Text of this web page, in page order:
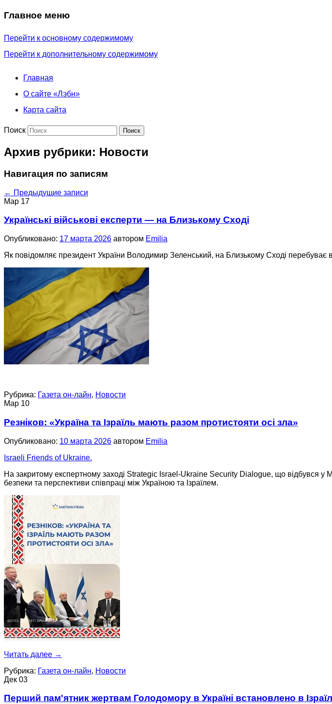
Главное меню
Перейти к основному содержимому
Перейти к дополнительному содержимому
Главная
О сайте «Лэбн»
Карта сайта
Поиск
Архив рубрики: Новости
Навигация по записям
← Предыдущие записи
Мар 17
Українські військові експерти — на Близькому Сході
Опубликовано: 17 марта 2026 автором Emilia
Як повідомляє президент України Володимир Зеленський, на Близькому Сході перебуває
Рубрика: Газета он-лайн, Новости
Мар 10
Резніков: «Україна та Ізраїль мають разом протистояти осі зла»
Опубликовано: 10 марта 2026 автором Emilia
Israeli Friends of Ukraine.
На закритому експертному заході Strategic Israel-Ukraine Security Dialogue, що відбувся у
безпеки та перспективи співпраці між Україною та Ізраїлем.
Читать далее →
Рубрика: Газета он-лайн, Новости
Дек 03
Перший пам'ятник жертвам Голодомору в Україні встановлено в